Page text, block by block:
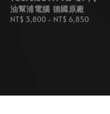
油幫浦電腦 德國原廠
Regular
NT$ 3,800 - NT$ 6,850